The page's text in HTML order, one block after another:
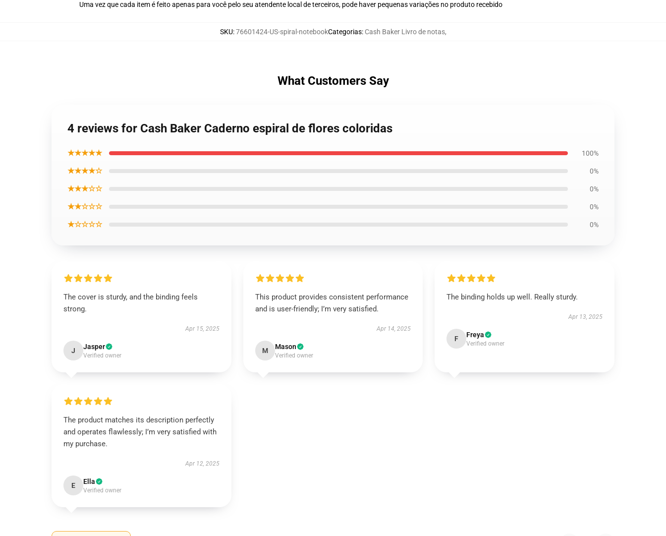
Uma vez que cada item é feito apenas para você pelo seu atendente local de terceiros, pode haver pequenas variações no produto recebido
SKU:76601424-US-spiral-notebookCategorias: Cash Baker Livro de notas,
What Customers Say
4 reviews for Cash Baker Caderno espiral de flores coloridas
★★★★★ 100%
★★★★☆ 0%
★★★☆☆ 0%
★★☆☆☆ 0%
★☆☆☆☆ 0%
The cover is sturdy, and the binding feels
strong.
Apr 15, 2025
J Jasper
Verified owner
This product provides consistent performance
and is user-friendly; I’m very satisfied.
Apr 14, 2025
M Mason
Verified owner
The binding holds up well. Really sturdy.
Apr 13, 2025
F Freya
Verified owner
The product matches its description perfectly
and operates flawlessly; I’m very satisfied with
my purchase.
Apr 12, 2025
E Ella
Verified owner